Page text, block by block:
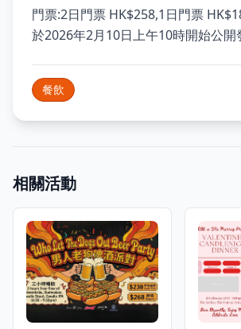
門票:2日門票 HK$258,1日門票
於2026年2月10日上午10時開始公開
餐飲
相關活動